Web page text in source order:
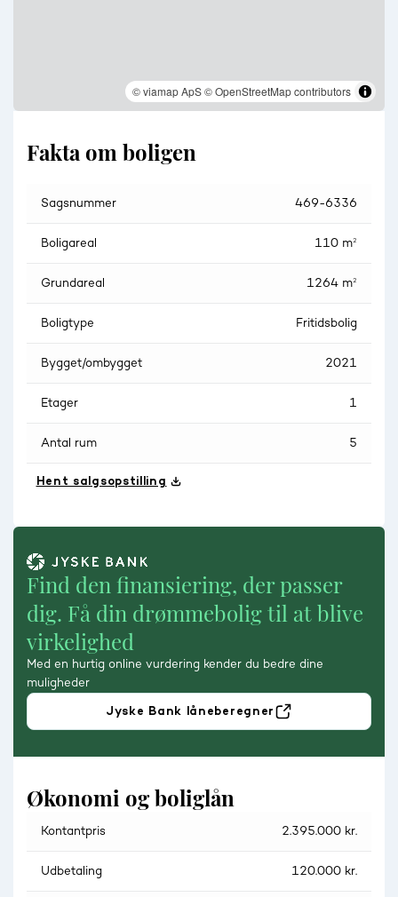
© viamap ApS© OpenStreetMap contributors
Fakta om boligen
Sagsnummer 469-6336
Boligareal 110 m²
Grundareal 1264 m²
Boligtype Fritidsbolig
Bygget/ombygget 2021
Etager 1
Antal rum 5
Hent salgsopstilling
Find den finansiering, der passer
dig. Få din drømmebolig til at blive
virkelighed
Med en hurtig online vurdering kender du bedre dine
muligheder
Jyske Bank låneberegner
Økonomi og boliglån
Kontantpris 2.395.000 kr.
Udbetaling 120.000 kr.